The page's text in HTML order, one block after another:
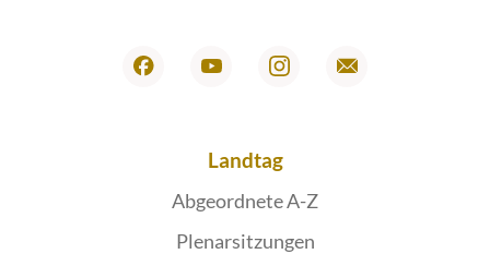
Landtag
Abgeordnete A-Z
Plenarsitzungen